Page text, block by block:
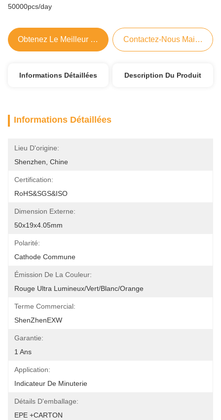
50000pcs/day
Obtenez Le Meilleur Prix Contactez-Nous Maintenant
Informations Détaillées Description Du Produit
Informations Détaillées
Lieu D'origine:
Shenzhen, Chine
Certification:
RoHS&SGS&ISO
Dimension Externe:
50x19x4.05mm
Polarité:
Cathode Commune
Émission De La Couleur:
Rouge Ultra Lumineux/vert/blanc/orange
Terme Commercial:
ShenZhenEXW
Garantie:
1 Ans
Application:
Indicateur De Minuterie
Détails D'emballage:
EPE +CARTON